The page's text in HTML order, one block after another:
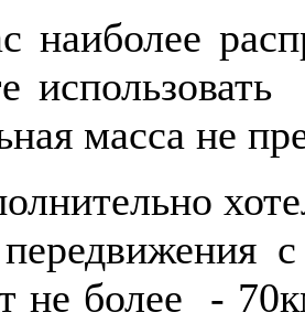
наиболее
масса не
передвижения
не более -